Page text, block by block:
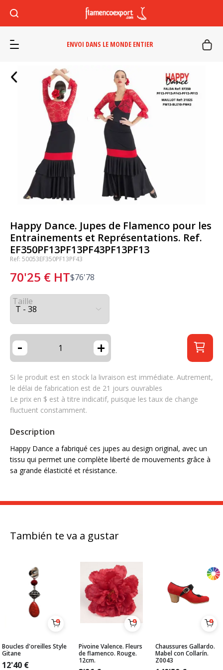
ENVOI DANS LE MONDE ENTIER
Happy Dance. Jupes de Flamenco pour les
Entrainements et Représentations. Ref.
EF350PF13PF13PF43PF13PF13
Ref: 50053EF350PF13PF43
70'25 € HT$76'78
Taille
- +
Si le produit est en stock la livraison est immédiate. Autrement,
le délai de fabrication est de 21 jours ouvrables
Le prix en $ est à titre indicatif, puisque les taux de change
fluctuent constamment.
Description
Happy Dance a fabriqué ces jupes au design original, avec un
tissu qui permet une complète liberté de mouvements grâce à
sa grande élasticité et résistance.
También te va a gustar
Boucles d'oreilles Style
Gitane
12'40 €
Pivoine Valence. Fleurs
de flamenco. Rouge.
12cm.
Chaussures Gallardo.
Mabel con Collarín.
Z0043